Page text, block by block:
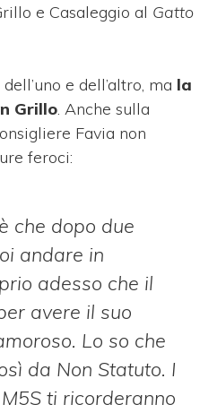
e Casaleggio al Gatto
e dell’altro, ma la
Grillo. Anche sulla
Favia non
feroci:
che dopo due
andare in
adesso che il
avere il suo
Lo so che
da Non Statuto. I
ti ricorderanno